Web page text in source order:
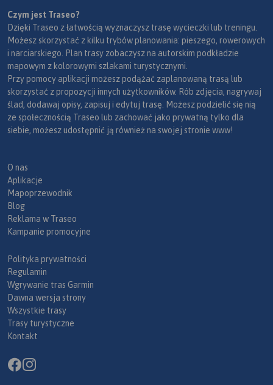
Czym jest Traseo?
Dzięki Traseo z łatwością wyznaczysz trasę wycieczki lub treningu.
Możesz skorzystać z kilku trybów planowania: pieszego, rowerowych
i narciarskiego. Plan trasy zobaczysz na autorskim podkładzie
mapowym z kolorowymi szlakami turystycznymi.
Przy pomocy aplikacji możesz podążać zaplanowaną trasą lub
skorzystać z propozycji innych użytkowników. Rób zdjęcia, nagrywaj
ślad, dodawaj opisy, zapisuj i edytuj trasę. Możesz podzielić się nią
ze społecznością Traseo lub zachować jako prywatną tylko dla
siebie, możesz udostępnić ją również na swojej stronie www!
O nas
Aplikacje
Mapoprzewodnik
Blog
Reklama w Traseo
Kampanie promocyjne
Polityka prywatności
Regulamin
Wgrywanie tras Garmin
Dawna wersja strony
Wszystkie trasy
Trasy turystyczne
Kontakt